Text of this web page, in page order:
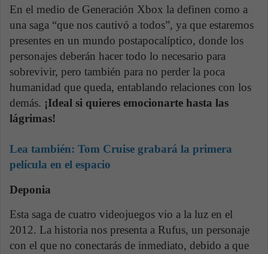
En el medio de Generación Xbox la definen como a
una saga “que nos cautivó a todos”, ya que estaremos
presentes en un mundo postapocalíptico, donde los
personajes deberán hacer todo lo necesario para
sobrevivir, pero también para no perder la poca
humanidad que queda, entablando relaciones con los
demás. ¡Ideal si quieres emocionarte hasta las
lágrimas!
Lea también: Tom Cruise grabará la primera
película en el espacio
Deponia
Esta saga de cuatro videojuegos vio a la luz en el
2012. La historia nos presenta a Rufus, un personaje
con el que no conectarás de inmediato, debido a que